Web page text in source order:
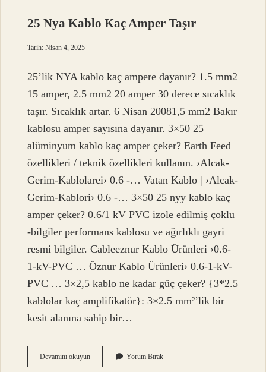
25 Nya Kablo Kaç Amper Taşır
Tarih: Nisan 4, 2025
25’lik NYA kablo kaç ampere dayanır? 1.5 mm2
15 amper, 2.5 mm2 20 amper 30 derece sıcaklık
taşır. Sıcaklık artar. 6 Nisan 20081,5 mm2 Bakır
kablosu amper sayısına dayanır. 3×50 25
alüminyum kablo kaç amper çeker? Earth Feed
özellikleri / teknik özellikleri kullanın. ›Alcak-
Gerim-Kablolarei› 0.6 -… Vatan Kablo | ›Alcak-
Gerim-Kablori› 0.6 -… 3×50 25 nyy kablo kaç
amper çeker? 0.6/1 kV PVC izole edilmiş çoklu
-bilgiler performans kablosu ve ağırlıklı gayri
resmi bilgiler. Cableeznur Kablo Ürünleri ›0.6-
1-kV-PVC … Öznur Kablo Ürünleri› 0.6-1-kV-
PVC … 3×2,5 kablo ne kadar güç çeker? {3*2.5
kablolar kaç amplifikatör}: 3×2.5 mm²’lik bir
kesit alanına sahip bir…
Devamını okuyun25
Nya
Yorum Bırak